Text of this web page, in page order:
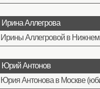
Ирина Аллегрова
Ирины Аллегровой в
Юрий Антонов
Юрия Антонова в Москве